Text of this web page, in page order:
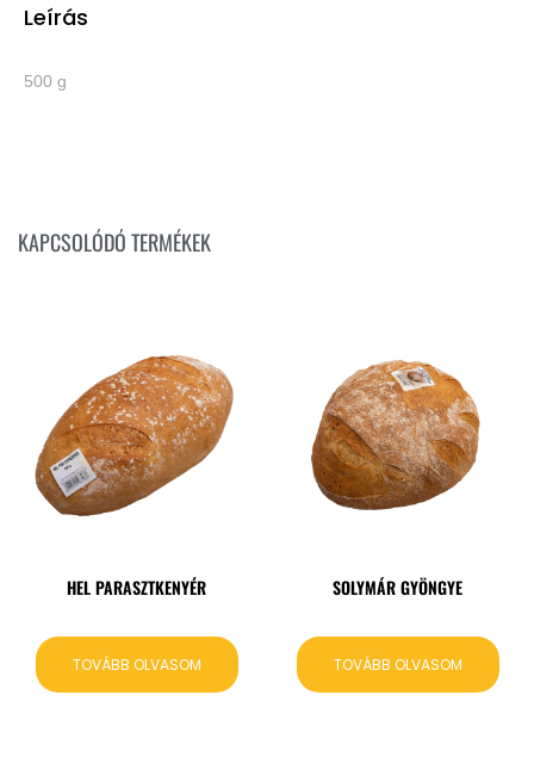
Leírás
500 g
KAPCSOLÓDÓ TERMÉKEK
HEL PARASZTKENYÉR
TOVÁBB OLVASOM
SOLYMÁR GYÖNGYE
TOVÁBB OLVASOM